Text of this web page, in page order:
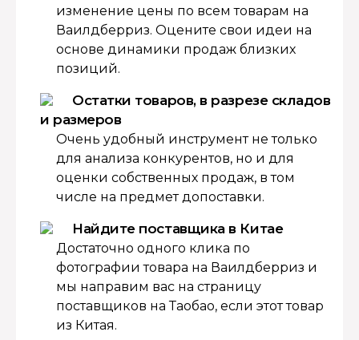
изменение цены по всем товарам на
Ваилдберриз. Оцените свои идеи на
основе динамики продаж близких
позиций.
Остатки товаров, в разрезе складов
и размеров
Очень удобный инструмент не только
для анализа конкурентов, но и для
оценки собственных продаж, в том
числе на предмет допоставки.
Найдите поставщика в Китае
Достаточно одного клика по
фотографии товара на Ваилдберриз и
мы направим вас на страницу
поставщиков на Таобао, если этот товар
из Китая.